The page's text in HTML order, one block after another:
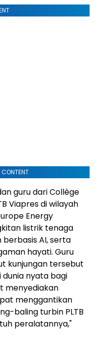
CONTENT
guru dari Collège
Viapres di wilayah
Energy
listrik tenaga
AI, serta
hayati. Guru
kunjungan tersebut
dunia nyata bagi
menyediakan
menggantikan
baling turbin PLTB
peralatannya,"